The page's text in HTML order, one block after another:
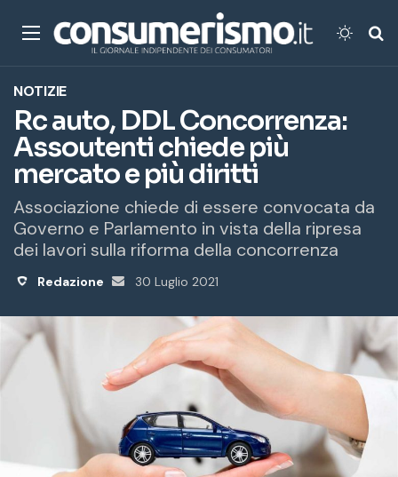
Menu
NOTIZIE
Rc auto, DDL Concorrenza:
Assoutenti chiede più
mercato e più diritti
Associazione chiede di essere convocata da
Governo e Parlamento in vista della ripresa
dei lavori sulla riforma della concorrenza
Redazione
Invia
30 Luglio 2021